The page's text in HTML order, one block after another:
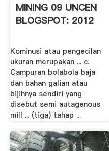
MINING 09 UNCEN
BLOGSPOT: 2012
Kominusi atau pengecilan
ukuran merupakan ... c.
Campuran bolabola baja
dan bahan galian atau
bijihnya sendiri yang
disebut semi autagenous
mill ... (tiga) tahap ...